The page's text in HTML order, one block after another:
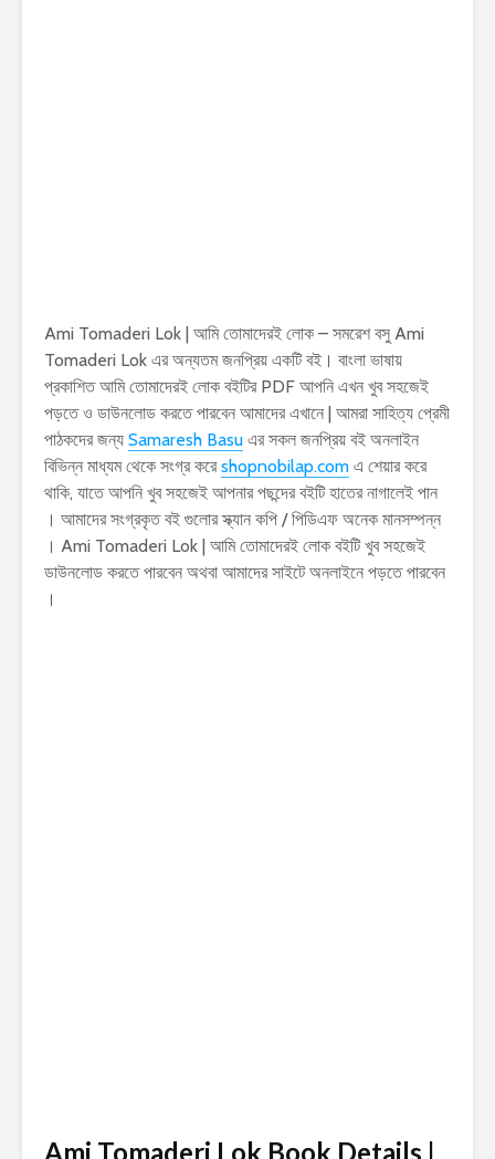
Ami Tomaderi Lok | আমি তোমাদেরই লোক – সমরেশ বসু Ami
Tomaderi Lok এর অন্যতম জনপ্রিয় একটি বই। বাংলা ভাষায়
প্রকাশিত আমি তোমাদেরই লোক বইটির PDF আপনি এখন খুব সহজেই
পড়তে ও ডাউনলোড করতে পারবেন আমাদের এখানে | আমরা সাহিত্য প্রেমী
পাঠকদের জন্য Samaresh Basu এর সকল জনপ্রিয় বই অনলাইন
বিভিন্ন মাধ্যম থেকে সংগ্র করেshopnobilap.com এ শেয়ার করে
থাকি, যাতে আপনি খুব সহজেই আপনার পছন্দের বইটি হাতের নাগালেই পান
। আমাদের সংগ্রকৃত বই গুলোর স্ক্যান কপি / পিডিএফ অনেক মানসম্পন্ন
। Ami Tomaderi Lok | আমি তোমাদেরই লোক বইটি খুব সহজেই
ডাউনলোড করতে পারবেন অথবা আমাদের সাইটে অনলাইনে পড়তে পারবেন
।
Ami Tomaderi Lok Book Details |